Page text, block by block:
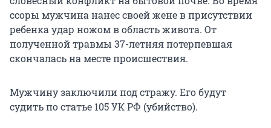
ссоры мужчина нанес своей жене в присутствии
ребенка удар ножом в область живота. От
полученной травмы 37-летняя потерпевшая
скончалась на месте происшествия.
Мужчину заключили под стражу. Его будут
судить по статье 105 УК РФ (убийство).